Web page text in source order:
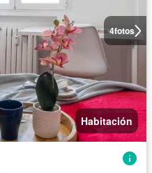
4fotos
Habitación